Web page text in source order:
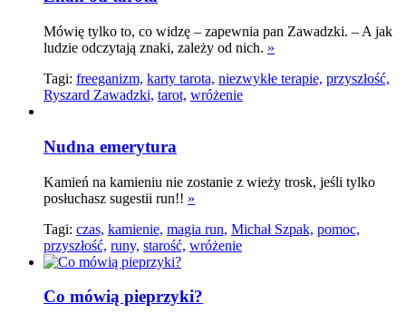
Mówię tylko to, co widzę – zapewnia pan Zawadzki.­ – A jak
ludzie odczytają znaki, zależy od nich. »
Tagi: freeganizm, karty tarota, niezwykłe terapie, przyszłość,
Ryszard Zawadzki, tarot, wróżenie
Nudna emerytura
Kamień na kamieniu nie zostanie z wieży trosk, jeśli tylko
posłuchasz sugestii run!! »
Tagi: czas, kamienie, magia run, Michał Szpak, pomoc,
przyszłość, runy, starość, wróżenie
Co mówią pieprzyki?